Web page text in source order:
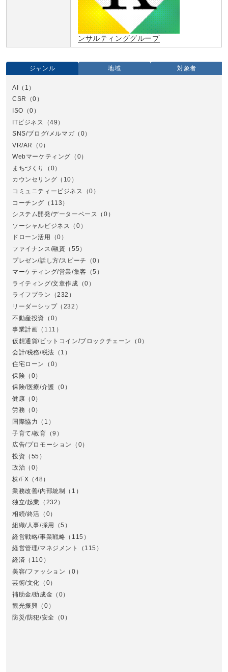
ンサルティンググループ
ジャンル 地域 対象者
AI （1）
CSR
（0）
ISO （0）
ITビジネス
（49）
SNS/ブログ/メルマガ （0）
VR/AR
（0）
Webマーケティング （0）
まちづくり
（0）
カウンセリング （10）
コミュニティービジネス
（0）
コーチング （113）
システム開発/データーベース （0）
ソーシャルビジネス （0）
ドローン活用
（0）
ファイナンス/融資 （55）
プレゼン/話し方/スピーチ
（0）
マーケティング/営業/集客 （5）
ライティング/文章作成 （0）
ライフプラン
（232）
リーダーシップ（232）
不動産投資 （0）
事業計画 （111）
仮想通貨/ビットコイン/ブロックチェーン
（0）
会計/税務/税法 （1）
住宅ローン
（0）
保険 （0）
保険/医療/介護 （0）
健康 （0）
労務 （0）
国際協力 （1）
子育て/教育 （9）
広告/プロモーション
（0）
投資 （55）
政治 （0）
株/FX （48）
業務改善/内部統制 （1）
独立/起業 （232）
相続/終活 （0）
組織/人事/採用
（5）
経営戦略/事業戦略 （115）
経営管理/マネジメント
（115）
経済 （110）
美容/ファッション （0）
芸術/文化 （0）
補助金/助成金 （0）
観光振興 （0）
防災/防犯/安全
（0）